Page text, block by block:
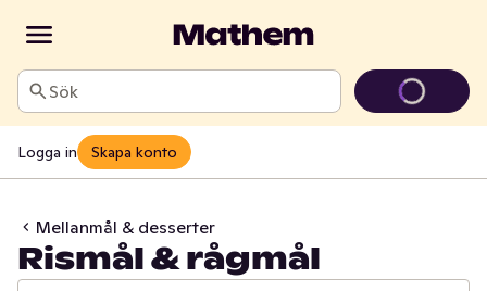
Sök
Logga in Skapa konto
Mellanmål & desserter
Rismål & rågmål